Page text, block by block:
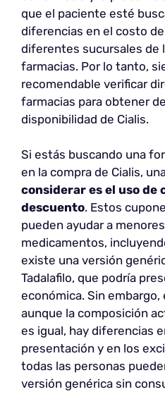
que el paciente esté
diferencias en el costo
diferentes sucursales de
farmacias. Por lo tanto,
recomendable verificar
farmacias para obtener
disponibilidad de Cialis.
Si estás buscando una
en la compra de Cialis,
considerar es el uso de
descuento. Estos
pueden ayudar a
medicamentos,
existe una versión
Tadalafilo, que podría
económica. Sin
aunque la composición
es igual, hay diferencias
presentación y en los
todas las personas
versión genérica sin